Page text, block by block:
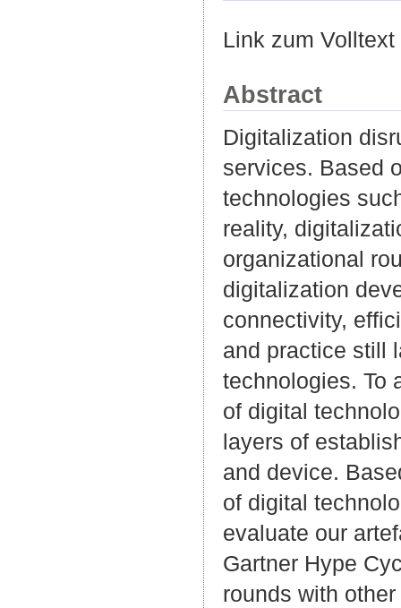
Link zum
Abstract
Digitalization
services. Based
technologies
reality,
organizational
digitalization
connectivity,
and practice still
technologies. To
of digital
layers of
and device.
of digital
evaluate our
Gartner Hype
rounds with